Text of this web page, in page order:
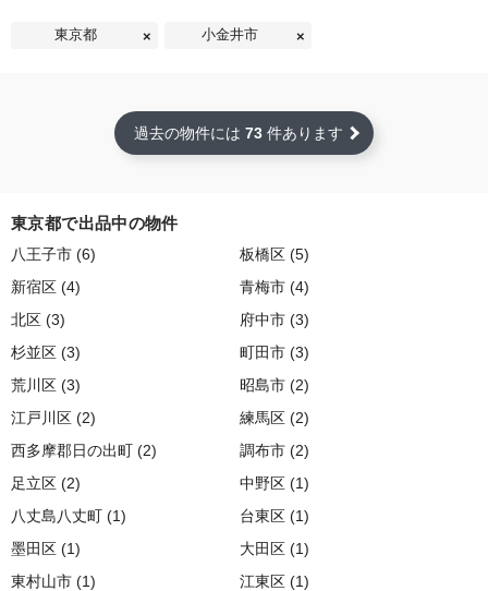
東京都 小金井市
過去の物件には 73 件あります
東京都で出品中の物件
八王子市 (6) 板橋区 (5)
新宿区 (4) 青梅市 (4)
北区 (3) 府中市 (3)
杉並区 (3) 町田市 (3)
荒川区 (3) 昭島市 (2)
江戸川区 (2) 練馬区 (2)
西多摩郡日の出町 (2) 調布市 (2)
足立区 (2) 中野区 (1)
八丈島八丈町 (1) 台東区 (1)
墨田区 (1) 大田区 (1)
東村山市 (1) 江東区 (1)